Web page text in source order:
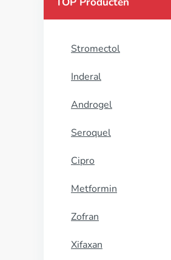
Stromectol
Inderal
Androgel
Seroquel
Cipro
Metformin
Zofran
Xifaxan